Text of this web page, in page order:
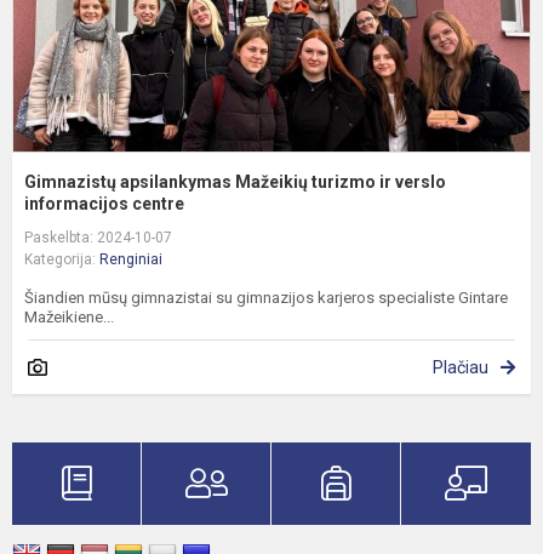
Gimnazistų apsilankymas Mažeikių turizmo ir verslo
informacijos centre
Paskelbta: 2024-10-07
Kategorija: Renginiai
Šiandien mūsų gimnazistai su gimnazijos karjeros specialiste Gintare
Mažeikiene...
Plačiau